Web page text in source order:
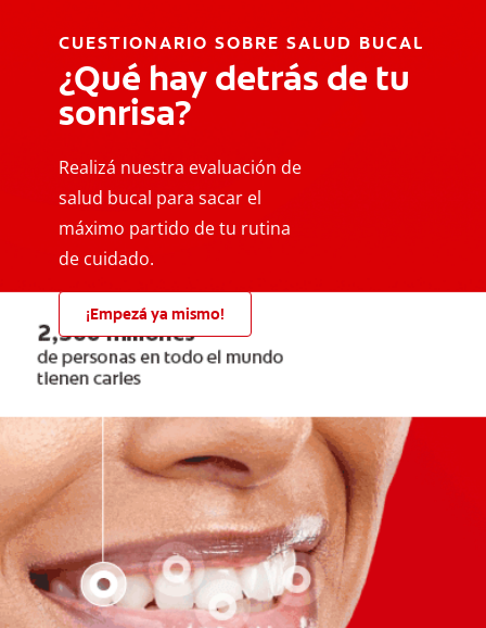
CUESTIONARIO SOBRE SALUD BUCAL
¿Qué hay detrás de tu
sonrisa?
Realizá nuestra evaluación de
salud bucal para sacar el
máximo partido de tu rutina
de cuidado.
¡Empezá ya mismo!